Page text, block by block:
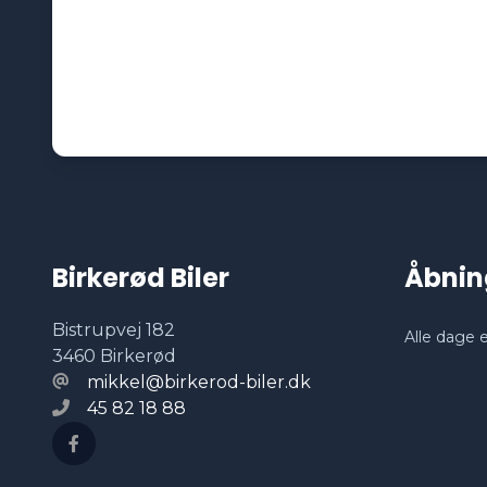
Birkerød Biler
Bistrupvej 182
3460 Birkerød
mikkel@birkerod-biler.dk
45 82 18 88
Alle dage